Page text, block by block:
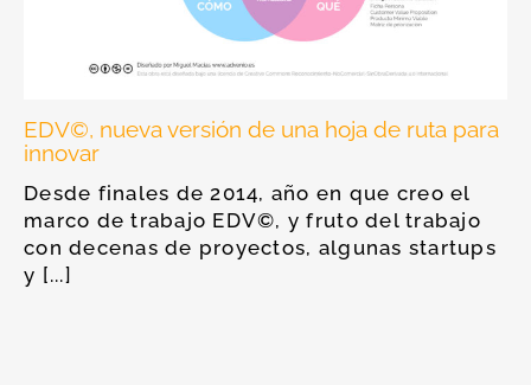
EDV©, nueva versión de una hoja de ruta para
innovar
Desde finales de 2014, año en que creo el
marco de trabajo EDV©, y fruto del trabajo
con decenas de proyectos, algunas startups
y [...]